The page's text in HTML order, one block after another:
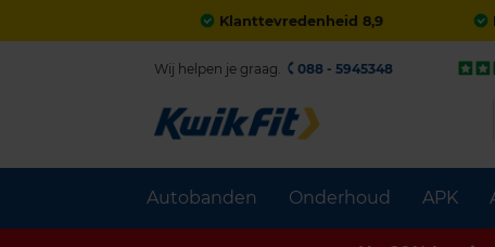
Klanttevredenheid 8,9
Autobanden Onderhoud APK
Wij helpen je graag. 088 - 5945348